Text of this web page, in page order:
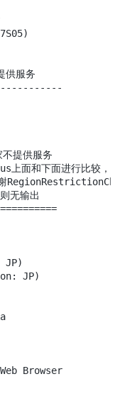
供服务
提供服务
面和下面进行比较，不同
无输出
JP)
JP)
Browser